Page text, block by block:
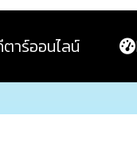
ตาร์ออนไลน์